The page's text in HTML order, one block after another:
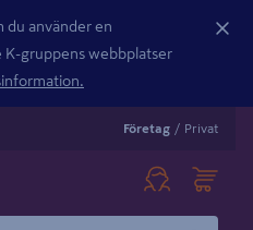
du använder en
K-gruppens webbplatser
Företag / Privat